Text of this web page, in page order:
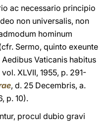
ac necessario principio
non universalis, non
hominum
Sermo, quinto exeunte
Vaticanis habitus
vol. XLVII, 1955, p. 291-
, d. 25 Decembris, a.
p. 10).
procul dubio gravi